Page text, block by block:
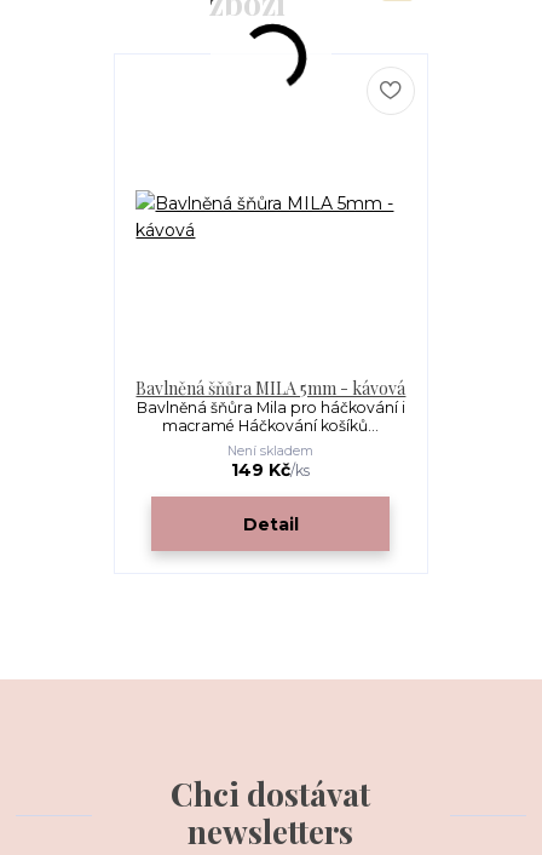
Bavlněná šňůra MILA 5mm - kávová
Bavlněná šňůra Mila pro háčkování i
macramé Háčkování košíků...
149 Kč/ks
Není skladem
Detail
Chci dostávat
newsletters